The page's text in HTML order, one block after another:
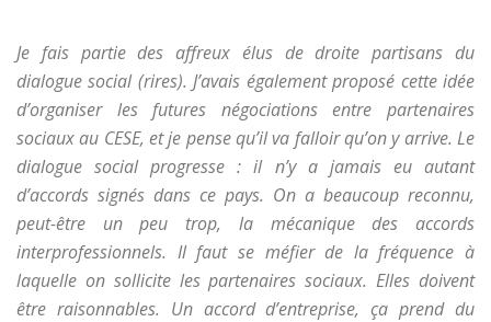
Je fais partie des affreux élus de droite partisans du
dialogue social (rires). J’avais également proposé cette idée
d’organiser les futures négociations entre partenaires
sociaux au CESE, et je pense qu’il va falloir qu’on y arrive. Le
dialogue social progresse : il n’y a jamais eu autant
d’accords signés dans ce pays. On a beaucoup reconnu,
peut-être un peu trop, la mécanique des accords
interprofessionnels. Il faut se méfier de la fréquence à
laquelle on sollicite les partenaires sociaux. Elles doivent
être raisonnables. Un accord d’entreprise, ça prend du